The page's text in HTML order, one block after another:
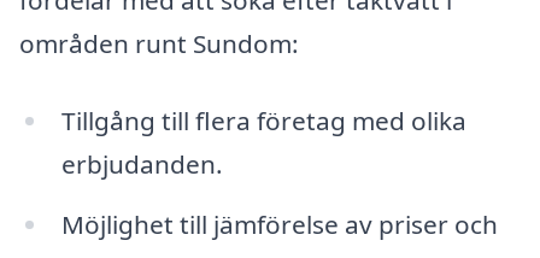
områden runt Sundom:
Tillgång till flera företag med olika
erbjudanden.
Möjlighet till jämförelse av priser och